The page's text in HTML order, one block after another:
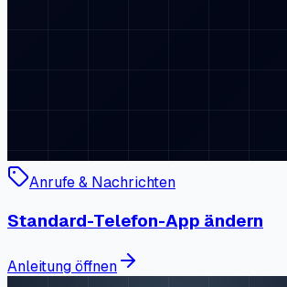
Anrufe & Nachrichten
Standard-Telefon-App ändern
Anleitung öffnen